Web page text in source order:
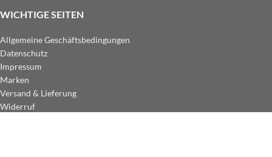
WICHTIGE SEITEN
Allgemeine Geschäftsbedingungen
Datenschutz
Impressum
Marken
Versand & Lieferung
Widerruf